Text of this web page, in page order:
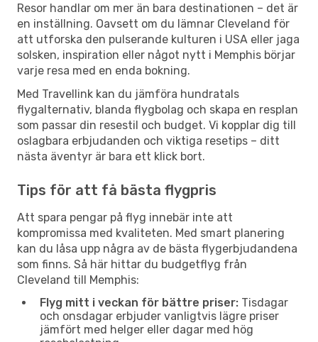
Resor handlar om mer än bara destinationen – det är
en inställning. Oavsett om du lämnar Cleveland för
att utforska den pulserande kulturen i USA eller jaga
solsken, inspiration eller något nytt i Memphis börjar
varje resa med en enda bokning.
Med Travellink kan du jämföra hundratals
flygalternativ, blanda flygbolag och skapa en resplan
som passar din resestil och budget. Vi kopplar dig till
oslagbara erbjudanden och viktiga resetips – ditt
nästa äventyr är bara ett klick bort.
Tips för att få bästa flygpris
Att spara pengar på flyg innebär inte att
kompromissa med kvaliteten. Med smart planering
kan du låsa upp några av de bästa flygerbjudandena
som finns. Så här hittar du budgetflyg från
Cleveland till Memphis:
Flyg mitt i veckan för bättre priser: Tisdagar
och onsdagar erbjuder vanligtvis lägre priser
jämfört med helger eller dagar med hög